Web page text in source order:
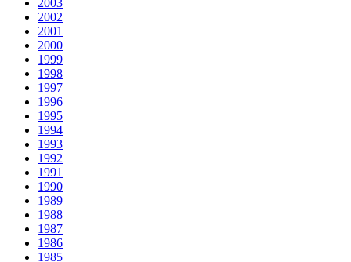
2002
2001
2000
1999
1998
1997
1996
1995
1994
1993
1992
1991
1990
1989
1988
1987
1986
1985